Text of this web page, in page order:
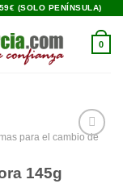
(SOLO PENÍNSULA)
0
para el cambio de
145g